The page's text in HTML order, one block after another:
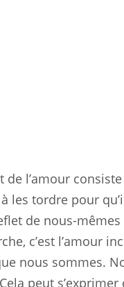
de l’amour
les tordre pour
de nous-
c’est l’amour
nous sommes.
peut